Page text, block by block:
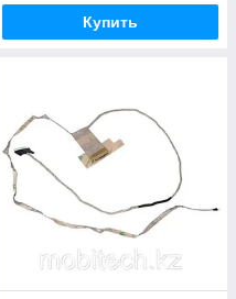
Купить